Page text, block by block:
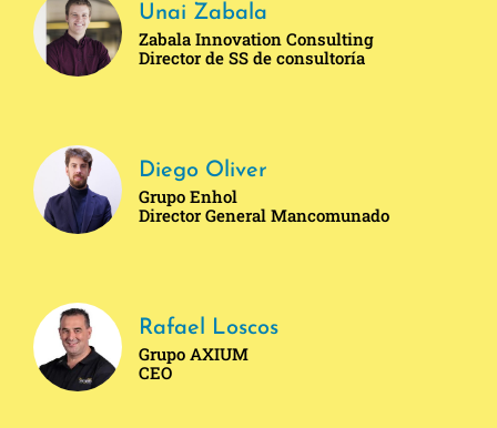
Unai Zabala
Zabala Innovation Consulting
Director de SS de consultoría
Diego Oliver
Grupo Enhol
Director General Mancomunado
Rafael Loscos
Grupo AXIUM
CEO